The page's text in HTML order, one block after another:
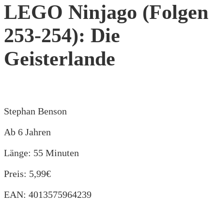
LEGO Ninjago (Folgen
253-254): Die
Geisterlande
Stephan Benson
Ab 6 Jahren
Länge: 55 Minuten
Preis: 5,99€
EAN: 4013575964239